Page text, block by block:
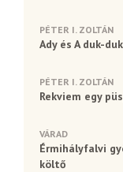
PÉTER I. ZOLTÁN
Ady és A duk-
PÉTER I. ZOLTÁN
Rekviem egy
VÁRAD
Érmihályfalvi
költő